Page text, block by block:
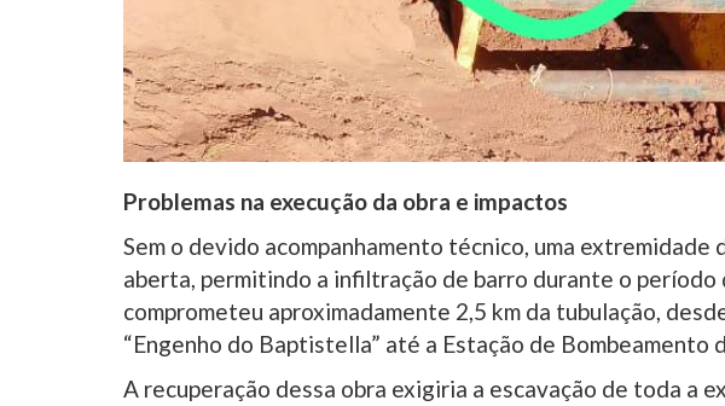
Problemas na execução da obra e impactos
Sem o devido acompanhamento técnico, uma
aberta, permitindo a infiltração de barro durante o período
comprometeu aproximadamente 2,5 km da tubulação,
“Engenho do Baptistella” até a Estação de Bombeamento
A recuperação dessa obra exigiria a escavação de toda a